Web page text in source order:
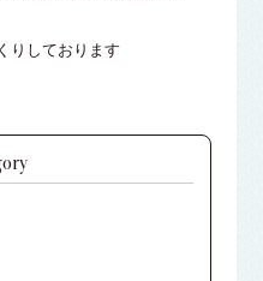
りしております